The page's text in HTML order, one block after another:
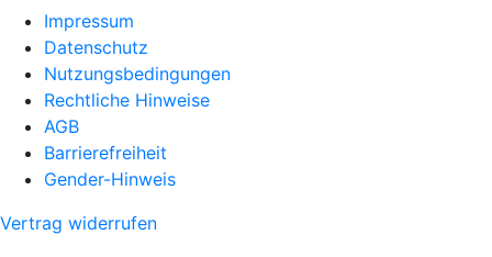
Impressum
Datenschutz
Nutzungsbedingungen
Rechtliche Hinweise
AGB
Barrierefreiheit
Gender-Hinweis
Vertrag widerrufen